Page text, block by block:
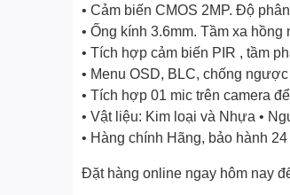
• Cảm biến CMOS 2MP. Độ
• Ống kính 3.6mm. Tầm xa
• Tích hợp cảm biến PIR , tầm
• Menu OSD, BLC, chống
• Tích hợp 01 mic trên camera
• Vật liệu: Kim loại và Nhựa •
• Hàng chính Hãng, bảo hành
Đặt hàng online ngay hôm nay